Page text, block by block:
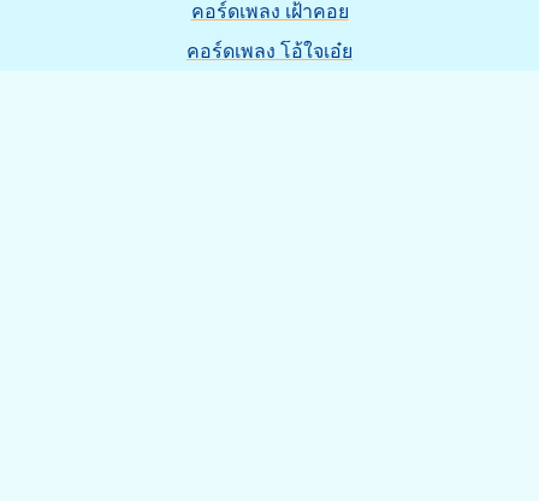
คอร์ดเพลง เฝ้าคอย
คอร์ดเพลง โอ้ใจเอ๋ย